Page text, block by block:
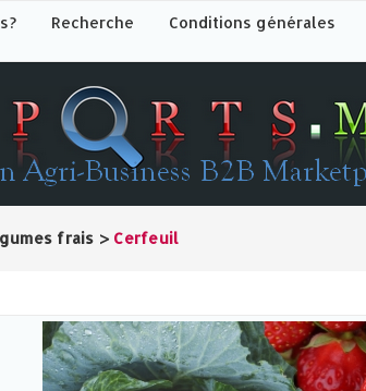
Recherche Conditions générales
frais > Cerfeuil